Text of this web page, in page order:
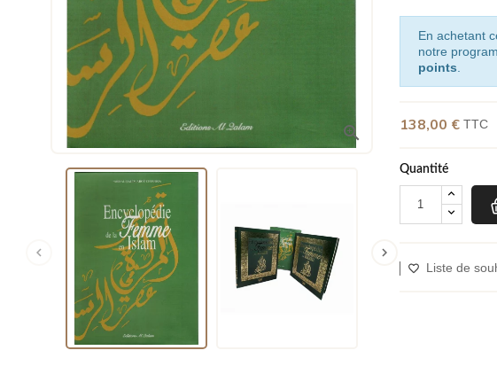

 
En achetant
notre
points
138,00 €TTC
Quantité
Liste de